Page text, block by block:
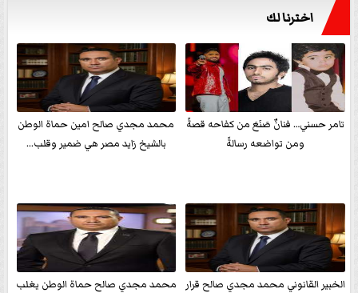
اخترنا لك
تامر حسني… فنانٌ صَنَعَ من كفاحه قصةً
ومن تواضعه رسالةً
محمد مجدي صالح امين حماة الوطن
بالشيخ زايد مصر هي ضمير وقلب...
الخبير القانوني محمد مجدي صالح قرار
محمد مجدي صالح حماة الوطن يغلب